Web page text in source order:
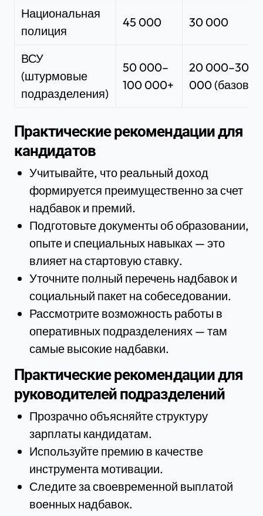
Национальная
полиция
45 000 30 000
ВСУ
(штурмовые
подразделения)
50 000–
100 000+
20 000–30
000
Практические рекомендации для
кандидатов
Учитывайте, что реальный доход
формируется преимущественно за счет
надбавок и премий.
Подготовьте документы об образовании,
опыте и специальных навыках — это
влияет на стартовую ставку.
Уточните полный перечень надбавок и
социальный пакет на собеседовании.
Рассмотрите возможность работы в
оперативных подразделениях — там
самые высокие надбавки.
Практические рекомендации для
руководителей подразделений
Прозрачно объясняйте структуру
зарплаты кандидатам.
Используйте премию в качестве
инструмента мотивации.
Следите за своевременной выплатой
военных надбавок.